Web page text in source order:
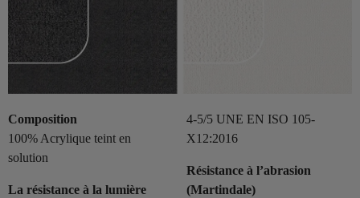
Composition
100% Acrylique teint en
solution
La résistance à la lumière
4-5/5 UNE EN ISO 105-
X12:2016
Résistance à l’abrasion
(Martindale)